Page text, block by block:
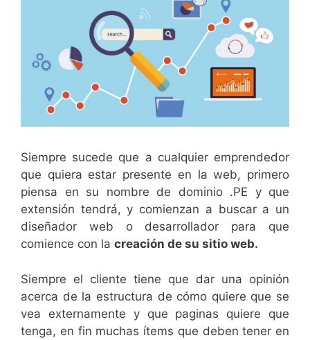
Siempre sucede que a cualquier emprendedor
que quiera estar presente en la web, primero
piensa en su nombre de dominio .PE y que
extensión tendrá, y comienzan a buscar a un
diseñador web o desarrollador para que
comience con la creación de su sitio web.
Siempre el cliente tiene que dar una opinión
acerca de la estructura de cómo quiere que se
vea externamente y que paginas quiere que
tenga, en fin muchas ítems que deben tener en